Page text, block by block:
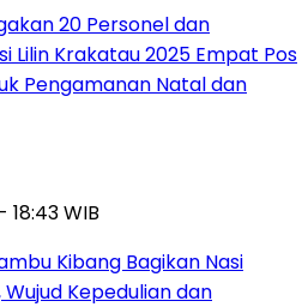
20 Personel dan
Lilin Krakatau 2025 Empat Pos
Pengamanan Natal dan
WIB
Kibang Bagikan Nasi
Kepedulian dan